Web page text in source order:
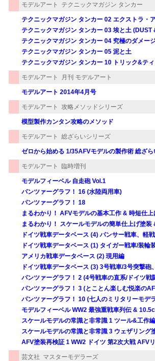
モデルアート テクニックマガジン タンカー
テクニックマガジン タンカー 02 エクストラ・
テクニックマガジン タンカー 03 埃と土 (DUST
テクニックマガジン タンカー 04 究極のダメー
テクニックマガジン タンカー 05 泥と土
テクニックマガジン タンカー 10 トリック&テ
モデルアート 月刊 モデルアート
モデルアート 2014年4月号
モデルアート 攻略メソッドシリーズ
模型製作カンタン攻略のメソッド
モデルアート 総ざらいシリーズ
ゼロから始める 1/35AFVモデルの製作術 総ざら
モデルアート 臨時増刊
モデルフィーベル 自走砲 Vol.1
パンツァーグラフ！ 16 (水陸両用車)
パンツァーグラフ！ 18
まるわかり！ AFVモデルの基本工作 & 時短仕
まるわかり！ スケールモデルの簡単仕上げ塗
ドイツ戦車データベース (4) パンサー戦車、軽
ドイツ戦車データベース (1) タイガー戦車/装輪
アメリカ戦車データベース (2) 現用編
ドイツ戦車データベース (3) 3号戦車/3号突撃
パンツァーグラフ！ 2 (4号戦車の直系/ドイツ戦
パンツァーグラフ！ 3 (とことん楽しむ悦楽の
パンツァーグラフ！ 10 (七人のミリタリーモ
モデルフィーベル WW2 最強重戦車列伝 &
スケールモデルの常識と非常識 1 ツール&工作編
スケールモデルの常識と非常識 3 ウェザリング
AFV塗装再検証 1 WW2 ドイツ 第2次大戦 AFV
芸文社 マスターモデラーズ
ンコモデル（Bronco Models）
サスホビー
パ（herpa）
ガンウイングス
ーベース
ーマスター